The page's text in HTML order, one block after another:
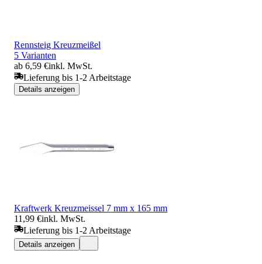
Rennsteig Kreuzmeißel
5 Varianten
ab 6,59 €inkl. MwSt.
Lieferung bis 1-2 Arbeitstage
Details anzeigen
Kraftwerk Kreuzmeissel 7 mm x 165 mm
11,99 €inkl. MwSt.
Lieferung bis 1-2 Arbeitstage
Details anzeigen